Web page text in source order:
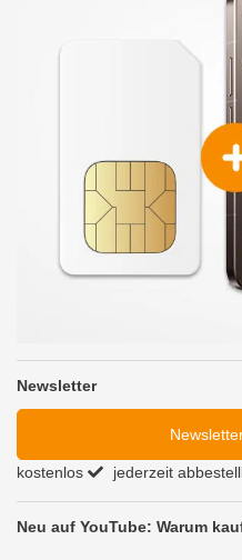
Newsletter
kostenlos jederzeit
Neu auf YouTube: Warum